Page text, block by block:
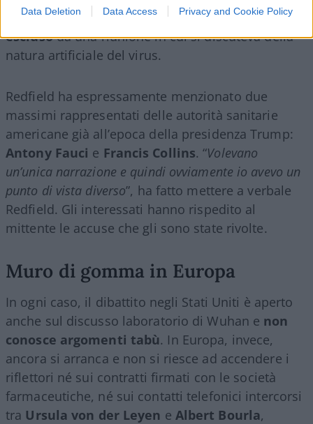
Data Deletion Data Access Privacy and Cookie Policy
prevention, il quale ha detto di essere stato
esclusoda una riunione in cui si discuteva della
natura artificiale del virus.
Redfield ha espressamente menzionato due
massimi rappresentati delle autorità sanitarie
americane già all’epoca della presidenza Trump:
Antony Fauci e Francis Collins. “Volevano
un’unica narrazione e quindi ovviamente io avevo un
punto di vista diverso”, ha fatto mettere a verbale
Redfield. Gli interessati hanno rispedito al
mittente le accuse che gli sono state rivolte.
Muro di gomma in Europa
In ogni caso, il dibattito negli Stati Uniti è aperto
anche sul discusso laboratorio di Wuhan e non
conosce argomenti tabù. In Europa, invece,
ancora si arranca e non si riesce ad accendere i
riflettori né sui contratti firmati con le società
farmaceutiche, né sui contatti telefonici intercorsi
tra Ursula von der Leyen e Albert Bourla,